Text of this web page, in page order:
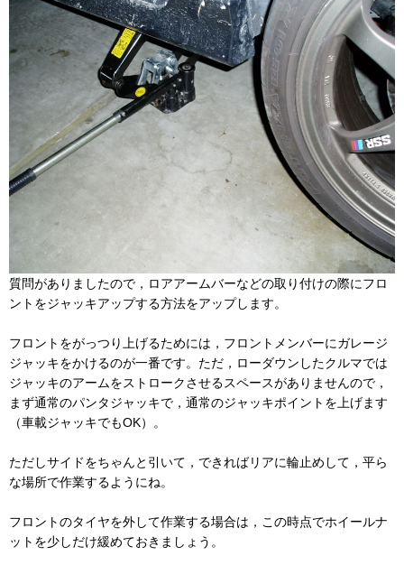
質問がありましたので，ロアアームバーなどの取り付けの際にフロ
ントをジャッキアップする方法をアップします。
フロントをがっつり上げるためには，フロントメンバーにガレージ
ジャッキをかけるのが一番です。ただ，ローダウンしたクルマでは
ジャッキのアームをストロークさせるスペースがありませんので，
まず通常のパンタジャッキで，通常のジャッキポイントを上げます
（車載ジャッキでもOK）。
ただしサイドをちゃんと引いて，できればリアに輪止めして，平ら
な場所で作業するようにね。
フロントのタイヤを外して作業する場合は，この時点でホイールナ
ットを少しだけ緩めておきましょう。